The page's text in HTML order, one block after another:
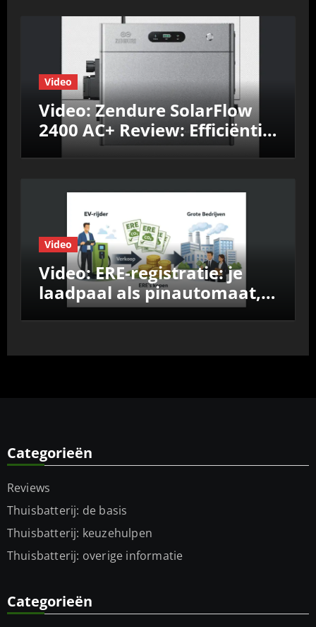
Video
Video: Zendure SolarFlow
2400 AC+ Review: Efficiëntie,
prestaties &
Video
Video: ERE-registratie: je
laadpaal als pinautomaat,
vergelijk de aanbieders
Categorieën
Reviews
Thuisbatterij: de basis
Thuisbatterij: keuzehulpen
Thuisbatterij: overige informatie
Categorieën